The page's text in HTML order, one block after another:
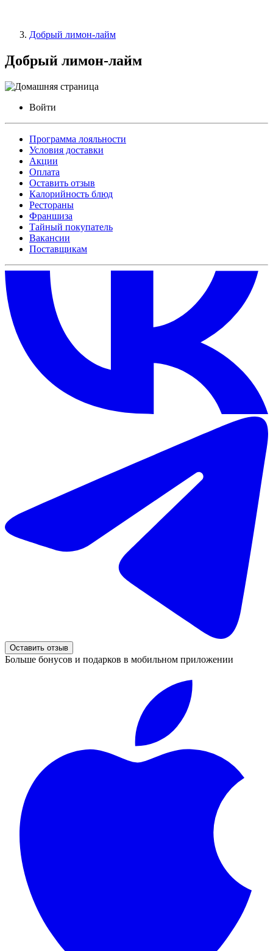
Добрый лимон-лайм
Добрый лимон-лайм
Войти
Программа лояльности
Условия доставки
Акции
Оплата
Оставить отзыв
Калорийность блюд
Рестораны
Франшиза
Тайный покупатель
Вакансии
Поставщикам
Оставить отзыв
Больше бонусов и подарков в мобильном приложении